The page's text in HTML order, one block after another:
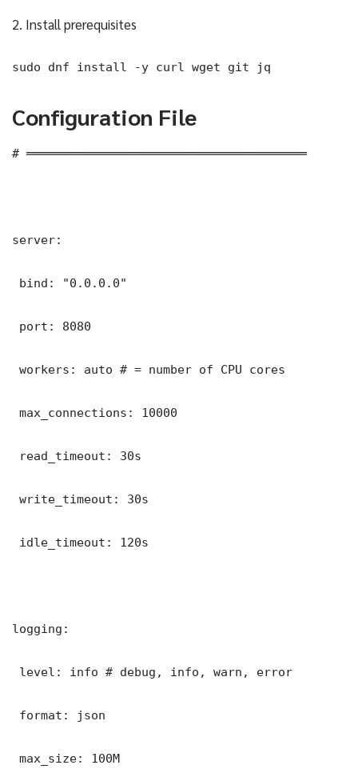
2. Install prerequisites
sudo dnf install -y curl wget git jq
Configuration File
# ═══════════════════════════════════════
server:
bind: "0.0.0.0"
port: 8080
workers: auto # = number of CPU cores
max_connections: 10000
read_timeout: 30s
write_timeout: 30s
idle_timeout: 120s
logging:
level: info # debug, info, warn, error
format: json
max_size: 100M